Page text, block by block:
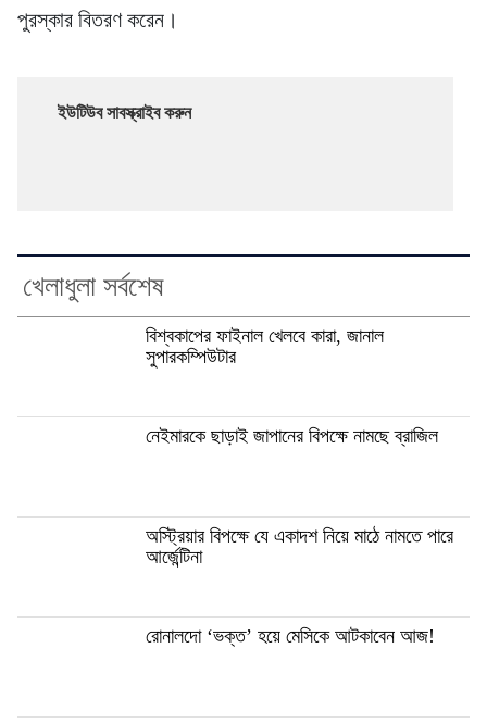
পুরস্কার বিতরণ করেন।
ইউটিউব সাবস্ক্রাইব করুন
খেলাধুলা সর্বশেষ
বিশ্বকাপের ফাইনাল খেলবে কারা, জানাল
সুপারকম্পিউটার
নেইমারকে ছাড়াই জাপানের বিপক্ষে নামছে ব্রাজিল
অস্ট্রিয়ার বিপক্ষে যে একাদশ নিয়ে মাঠে নামতে পারে
আর্জেন্টিনা
রোনালদো ‘ভক্ত’ হয়ে মেসিকে আটকাবেন আজ!